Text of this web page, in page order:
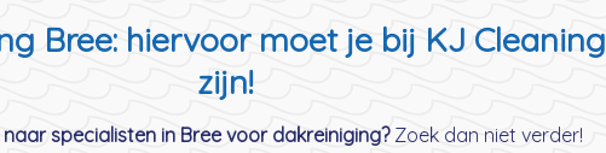
Bree: hiervoor moet je bij KJ Cleaning
zijn!
specialisten in Bree voor dakreiniging?Zoek dan niet verder!